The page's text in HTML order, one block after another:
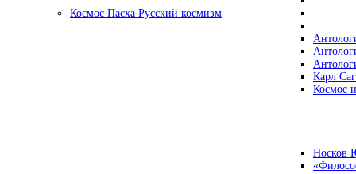
Космос Пасха Русский космизм
Карл
Космос
Носков